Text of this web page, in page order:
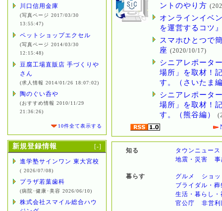
川口信用金庫
(写真ページ 2017/03/30
13:55:47)
ペットショップエクセル
(写真ページ 2014/03/30
12:15:48)
豆腐工場直販店 手づくりや
さん
(求人情報 2014/01/26 18:07:02)
陶のぐい呑や
(おすすめ情報 2010/11/29
21:36:26)
10件全て表示する
新規登録情報 [-]
進学塾サインワン 東大宮校
( 2026/07/08)
プラザ若葉歯科
(病院･健康･美容 2026/06/10)
株式会社スマイル総合ハウ
ントのやり方
オンラインイベ
を運営するコツ
スマホひとつで
座 (2020/10/17)
シニアレポータ
場所」を取材！
す。（さいたま
シニアレポータ
場所」を取材！
す。（熊谷編）
知る
タウンニュース
地震・災害
暮らす グルメ
ショ
ブライダル・葬
生活・暮らし・
官公庁
非営